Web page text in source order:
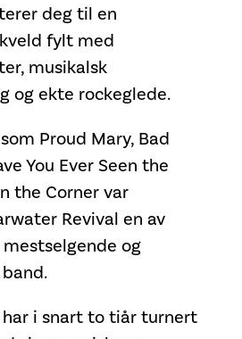
deg til en
fylt med
musikalsk
og ekte rockeglede.
Proud Mary, Bad
You Ever Seen the
the Corner var
Revival en av
og
har i snart to tiår turnert